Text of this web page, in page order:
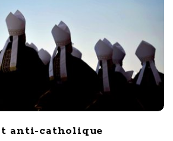
anti-catholique